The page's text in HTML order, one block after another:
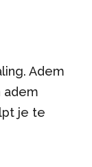
Adem
adem
je te